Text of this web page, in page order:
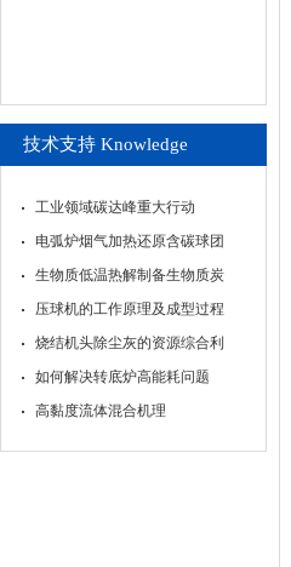
技术支持 Knowledge
工业领域碳达峰重大行动
电弧炉烟气加热还原含碳球团
生物质低温热解制备生物质炭
压球机的工作原理及成型过程
烧结机头除尘灰的资源综合利
如何解决转底炉高能耗问题
高黏度流体混合机理